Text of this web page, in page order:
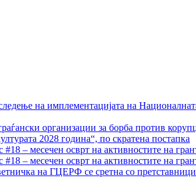
на имплементацијата на
организации за борба против
2028 година“, по скратена постапка
#18 – месечен осврт на активностите на
#18 – месечен осврт на активностите на
на ГЦЕРФ се сретна со